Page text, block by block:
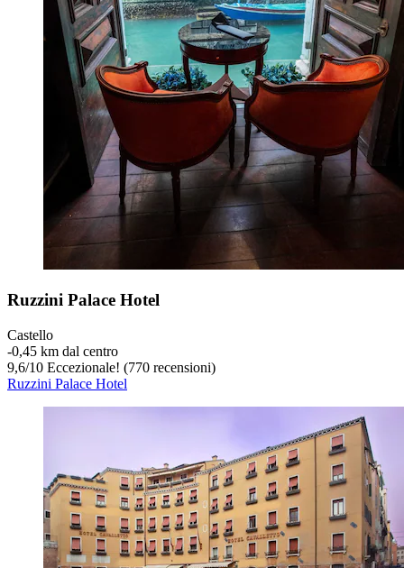
Ruzzini Palace Hotel
Castello
‐0,45 km dal centro
9,6/10 Eccezionale! (770 recensioni)
Ruzzini Palace Hotel